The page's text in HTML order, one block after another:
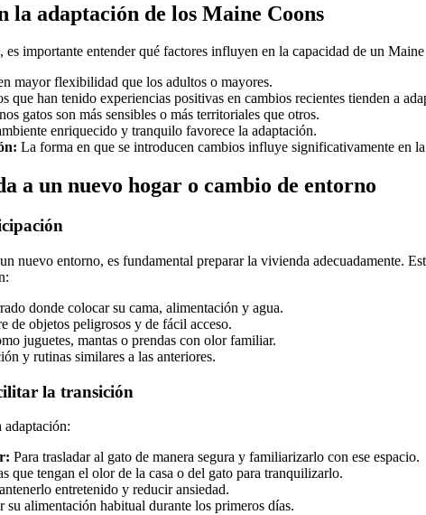
la adaptación de los Maine Coons
importante entender qué factores influyen en la capacidad de un
mayor flexibilidad que los adultos o mayores.
que han tenido experiencias positivas en cambios recientes tienden a
gatos son más sensibles o más territoriales que otros.
enriquecido y tranquilo favorece la adaptación.
La forma en que se introducen cambios influye significativamente en la
a un nuevo hogar o cambio de entorno
nuevo entorno, es fundamental preparar la vivienda adecuadamente.
donde colocar su cama, alimentación y agua.
de objetos peligrosos y de fácil acceso.
juguetes, mantas o prendas con olor familiar.
y rutinas similares a las anteriores.
la transición
Para trasladar al gato de manera segura y familiarizarlo con ese espacio.
que tengan el olor de la casa o del gato para tranquilizarlo.
entretenido y reducir ansiedad.
su alimentación habitual durante los primeros días.